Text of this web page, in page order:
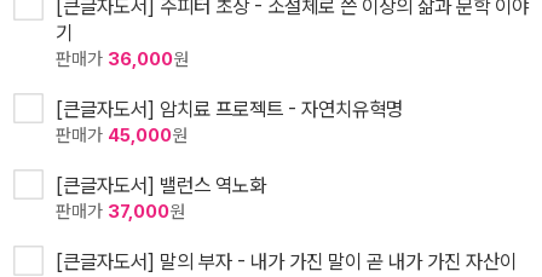
[큰글자도서] 주피터 초상 - 소설체로 쓴 이상의 삶과 문학 이야
기
판매가 36,000원
[큰글자도서] 암치료 프로젝트 - 자연치유혁명
판매가 45,000원
[큰글자도서] 밸런스 역노화
판매가 37,000원
[큰글자도서] 말의 부자 - 내가 가진 말이 곧 내가 가진 자산이